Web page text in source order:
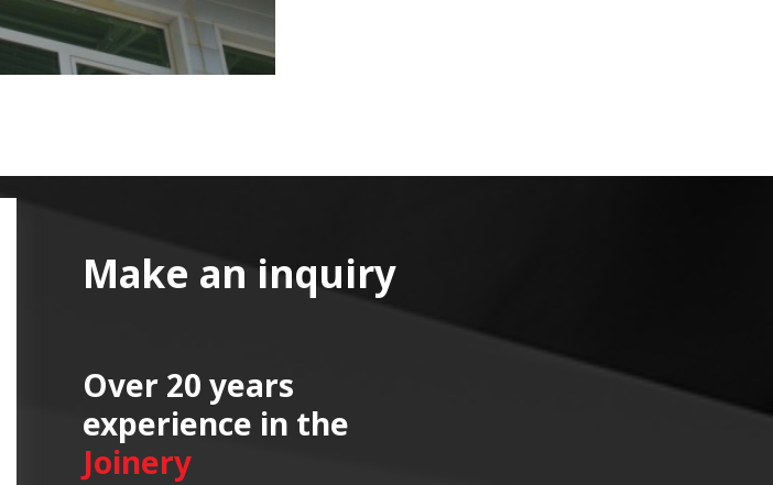
Make an inquiry
Over 20 years
experience in the
Joinery